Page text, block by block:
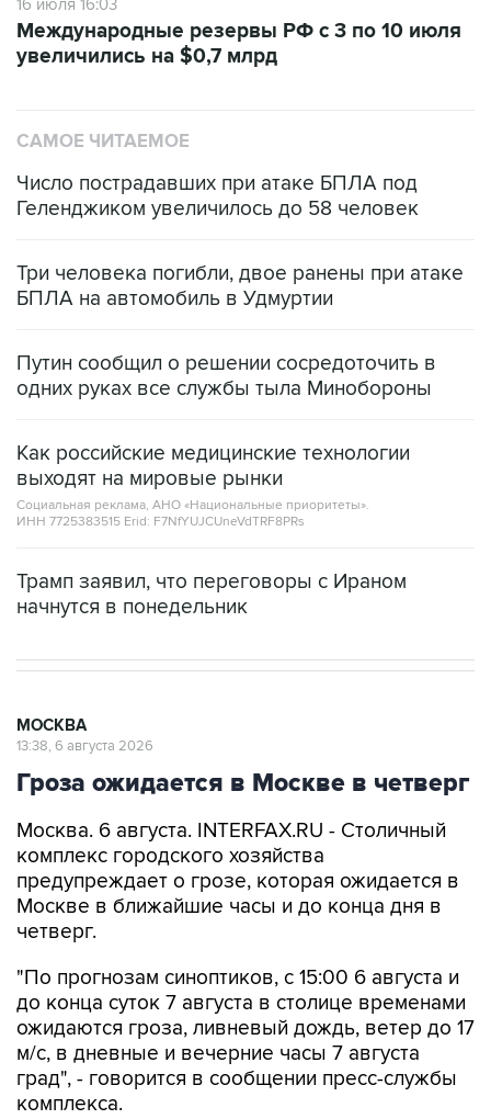
16 июля 16:03
Международные резервы РФ с 3 по 10 июля
увеличились на $0,7 млрд
САМОЕ ЧИТАЕМОЕ
Число пострадавших при атаке БПЛА под
Геленджиком увеличилось до 58 человек
Три человека погибли, двое ранены при атаке
БПЛА на автомобиль в Удмуртии
Путин сообщил о решении сосредоточить в
одних руках все службы тыла Минобороны
Как российские медицинские технологии
выходят на мировые рынки
Социальная реклама, АНО «Национальные приоритеты».
ИНН 7725383515 Erid: F7NfYUJCUneVdTRF8PRs
Трамп заявил, что переговоры с Ираном
начнутся в понедельник
МОСКВА
13:38, 6 августа 2026
Гроза ожидается в Москве в четверг
Москва. 6 августа. INTERFAX.RU - Столичный
комплекс городского хозяйства
предупреждает о грозе, которая ожидается в
Москве в ближайшие часы и до конца дня в
четверг.
"По прогнозам синоптиков, с 15:00 6 августа и
до конца суток 7 августа в столице временами
ожидаются гроза, ливневый дождь, ветер до 17
м/с, в дневные и вечерние часы 7 августа
град", - говорится в сообщении пресс-службы
комплекса.